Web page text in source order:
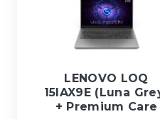
LENOVO LOQ
15IAX9E (Luna
+ Premium Care